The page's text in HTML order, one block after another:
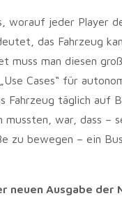
worauf jeder Player
das Fahrzeug
muss man diesen
Cases“ für
Fahrzeug täglich auf
mussten, war, dass
bewegen – ein
neuen Ausgabe der